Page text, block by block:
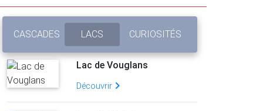
CASCADES LACS CURIOSITÉS
Lac de Vouglans
Découvrir